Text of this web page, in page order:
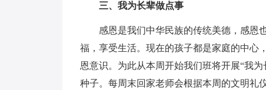
三、我为长辈做点事
感恩是我们中华民族的传统美德，感恩
福，享受生活。现在的孩子都是家庭的中心
恩意识。为此从本周开始我们班将开展“我
种子。每周末回家老师会根据本周的文明礼